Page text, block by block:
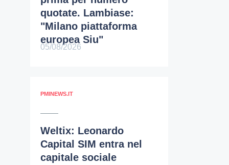
quotate. Lambiase:
"Milano piattaforma
europea Siu"
05/08/2026
PMINEWS.IT
Weltix: Leonardo
Capital SIM entra nel
capitale sociale